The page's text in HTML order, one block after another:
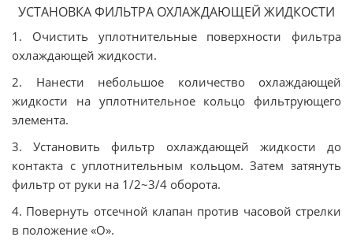
УСТАНОВКА ФИЛЬТРА ОХЛАЖДАЮЩЕЙ ЖИДКОСТИ
1. Очистить уплотнительные поверхности фильтра
охлаждающей жидкости.
2. Нанести небольшое количество охлаждающей
жидкости на уплотнительное кольцо фильтрующего
элемента.
3. Установить фильтр охлаждающей жидкости до
контакта с уплотнительным кольцом. Затем затянуть
фильтр от руки на 1/2~3/4 оборота.
4. Повернуть отсечной клапан против часовой стрелки
в положение «О».